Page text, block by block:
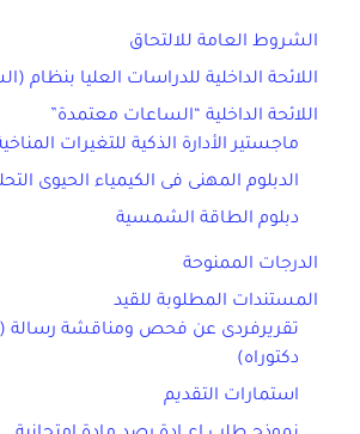
الشروط العامة للالتحاق
اللائحة الداخلية للدراسات العليا بنظام
اللائحة الداخلية “الساعات معتمدة”
ماجستير الأدارة الذكية للتغيرات
الدبلوم المهنى فى الكيمياء الحيوى
دبلوم الطاقة الشمسية
الدرجات الممنوحة
المستندات المطلوبة للقيد
تقريرفردى عن فحص ومناقشة رسالة
دكتوراه)
استمارات التقديم